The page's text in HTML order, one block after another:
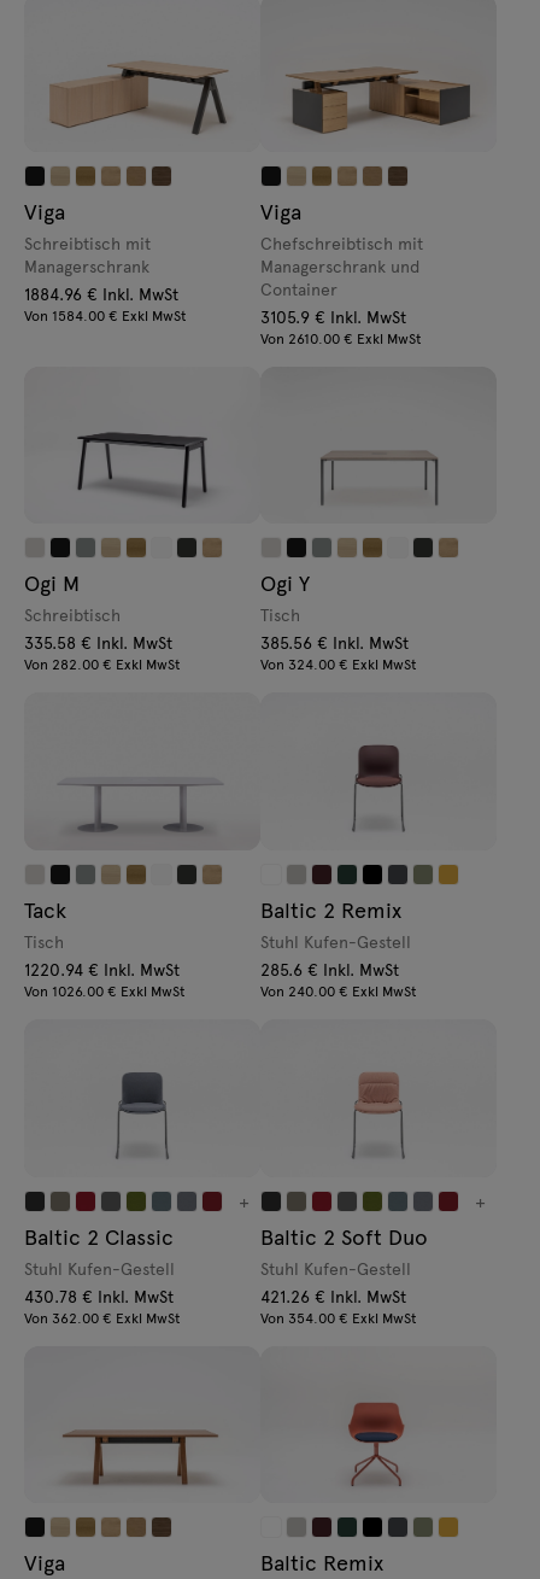
Viga
Schreibtisch mit
Managerschrank
1884.96 € Inkl. MwSt
Von 1584.00 € Exkl MwSt
Viga
Chefschreibtisch mit
Managerschrank und
Container
3105.9 € Inkl. MwSt
Von 2610.00 € Exkl MwSt
Ogi M
Schreibtisch
335.58 € Inkl. MwSt
Von 282.00 € Exkl MwSt
Ogi Y
Tisch
385.56 € Inkl. MwSt
Von 324.00 € Exkl MwSt
Tack
Tisch
1220.94 € Inkl. MwSt
Von 1026.00 € Exkl MwSt
Baltic 2 Remix
Stuhl Kufen-Gestell
285.6 € Inkl. MwSt
Von 240.00 € Exkl MwSt
+
Baltic 2 Classic
Stuhl Kufen-Gestell
430.78 € Inkl. MwSt
Von 362.00 € Exkl MwSt
+
Baltic 2 Soft Duo
Stuhl Kufen-Gestell
421.26 € Inkl. MwSt
Von 354.00 € Exkl MwSt
Viga Baltic Remix